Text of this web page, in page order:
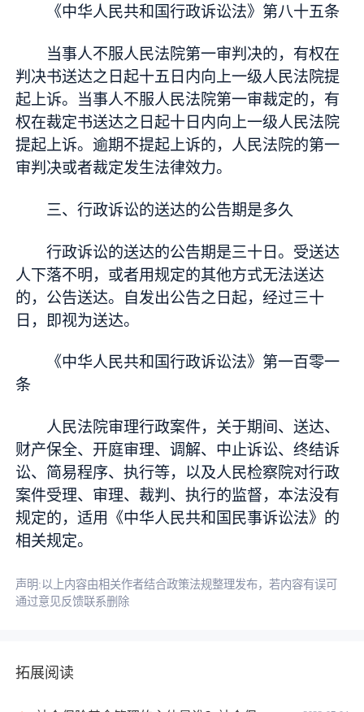
《中华人民共和国行政诉讼法》第八十五条
当事人不服人民法院第一审判决的，有权在
判决书送达之日起十五日内向上一级人民法院提
起上诉。当事人不服人民法院第一审裁定的，有
权在裁定书送达之日起十日内向上一级人民法院
提起上诉。逾期不提起上诉的，人民法院的第一
审判决或者裁定发生法律效力。
三、行政诉讼的送达的公告期是多久
行政诉讼的送达的公告期是三十日。受送达
人下落不明，或者用规定的其他方式无法送达
的，公告送达。自发出公告之日起，经过三十
日，即视为送达。
《中华人民共和国行政诉讼法》第一百零一
条
人民法院审理行政案件，关于期间、送达、
财产保全、开庭审理、调解、中止诉讼、终结诉
讼、简易程序、执行等，以及人民检察院对行政
案件受理、审理、裁判、执行的监督，本法没有
规定的，适用《中华人民共和国民事诉讼法》的
相关规定。
声明:以上内容由相关作者结合政策法规整理发布，若内容有误可
通过意见反馈联系删除
拓展阅读